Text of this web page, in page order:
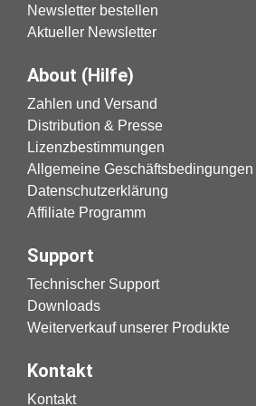
Newsletter bestellen
Aktueller Newsletter
About (Hilfe)
Zahlen und Versand
Distribution & Presse
Lizenzbestimmungen
Allgemeine Geschäftsbedingungen
Datenschutzerklärung
Affiliate Programm
Support
Technischer Support
Downloads
Weiterverkauf unserer Produkte
Kontakt
Kontakt